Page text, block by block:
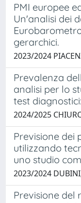
PMI europee
Un'analisi dei
gerarchici.
2023/2024
Prevalenza
analisi per lo
test
2024/2025
Previsione dei
utilizzando
uno studio
2023/2024
Previsione del